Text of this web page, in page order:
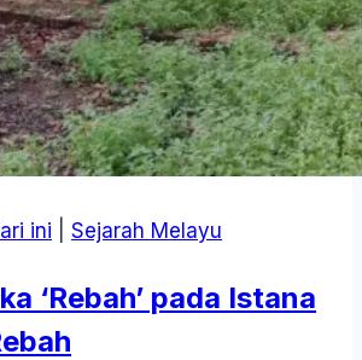
ini Sejarah Melayu
‘Rebah’ pada Istana